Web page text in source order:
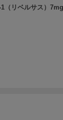
1（リベルサス）